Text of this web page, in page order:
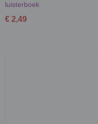
luisterboek
€ 2,49